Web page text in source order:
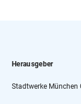
Herausgeber
Stadtwerke München